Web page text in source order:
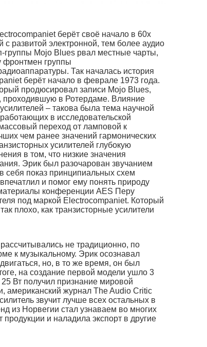
берёт своё начало в 60х
развитой электронной, тем более аудио
Mojo Blues рвал местные чарты,
фронтмен группы
Так началась история
берёт начало в феврале 1973 года.
продюсировал записи Mojo Blues,
проходившую в Ротердаме. Влияние
– такова была тема научной
в исследовательской
переход от ламповой к
чем ранее значений гармонических
усилителей глубокую
в том, что низкие значения
Эрик был разочарован звучанием
себя показ принципиальных схем
и помог ему понять природу
конференции AES Перу
под маркой Electrocompaniet. Который
плохо, как транзисторные усилители
не традиционно, по
к музыкальному. Эрик осознавал
но, в то же время, он был
на создание первой модели ушло 3
Вт получил признание мировой
американский журнал The Audio Critiс
звучит лучше всех остальных в
из Норвегии стал узнаваем во многих
и наладила экспорт в другие